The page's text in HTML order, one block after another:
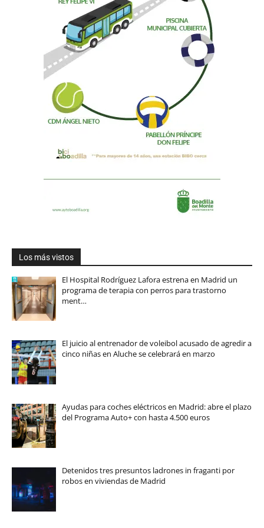
Los más vistos
El Hospital Rodríguez Lafora estrena en Madrid un
programa de terapia con perros para trastorno
ment…
El juicio al entrenador de voleibol acusado de agredir a
cinco niñas en Aluche se celebrará en marzo
Ayudas para coches eléctricos en Madrid: abre el plazo
del Programa Auto+ con hasta 4.500 euros
Detenidos tres presuntos ladrones in fraganti por
robos en viviendas de Madrid